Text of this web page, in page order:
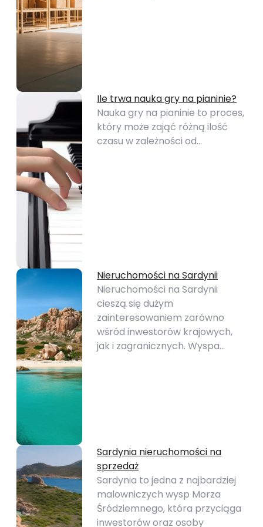
Ile trwa nauka gry na pianinie?
Nauka gry na pianinie to proces,
który może zająć różną ilość
czasu w zależności od…
Nieruchomości na Sardynii
Nieruchomości na Sardynii
cieszą się dużym
zainteresowaniem zarówno
wśród inwestorów krajowych,
jak i zagranicznych. Wyspa…
Sardynia nieruchomości na
sprzedaż
Sardynia to jedna z najbardziej
malowniczych wysp Morza
Śródziemnego, która przyciąga
inwestorów oraz osoby